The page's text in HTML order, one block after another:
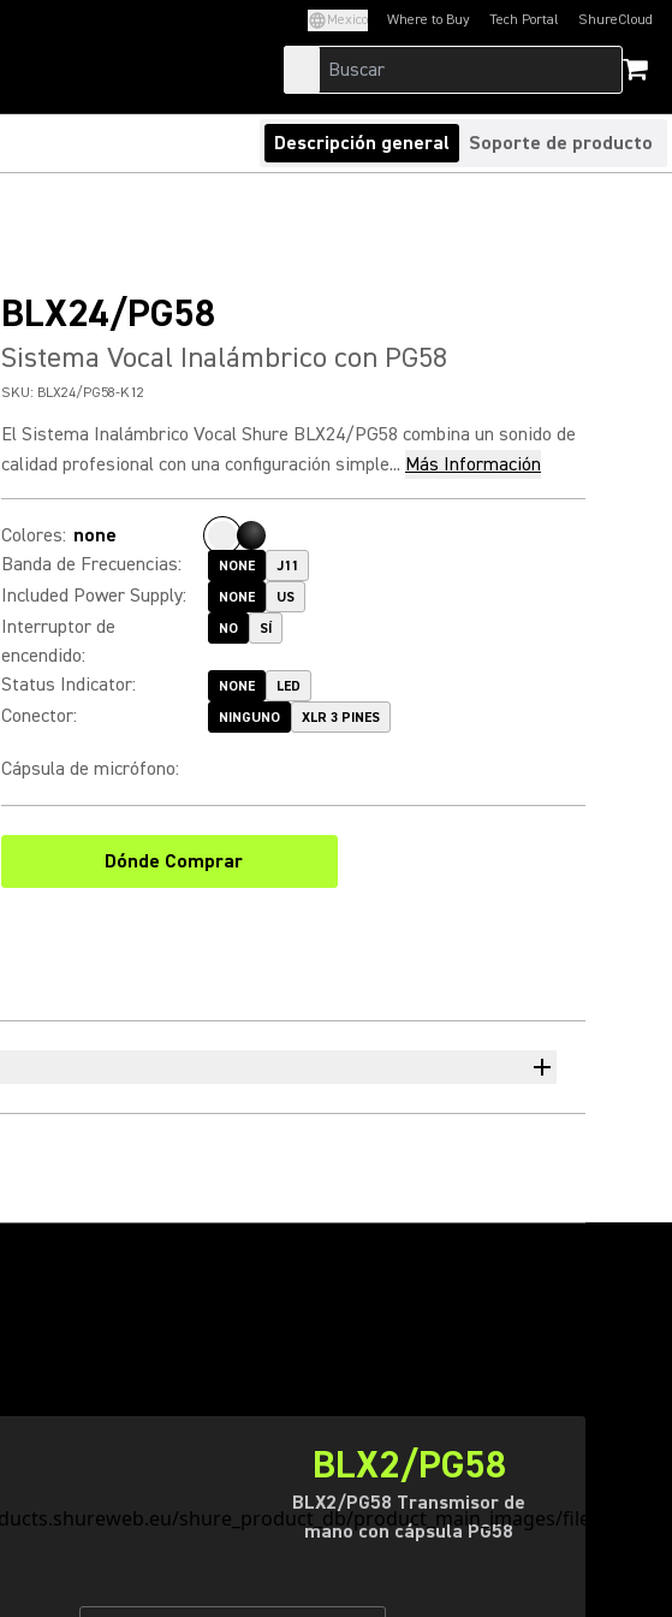
Mexico Where to Buy Tech Portal
(Opens in a new tab)ShureCloud
(Opens in a new
Descripción general Soporte de producto
BLX24/PG58
Sistema Vocal Inalámbrico con PG58
SKU: BLX24/PG58-K12
El Sistema Inalámbrico Vocal Shure BLX24/PG58 combina un sonido de
calidad profesional con una configuración simple... Más Información
Colores: none
Banda de Frecuencias: NONE J11
Included Power Supply: NONE US
Interruptor de
encendido:
NO SÍ
Status Indicator: NONE LED
Conector: NINGUNO XLR 3 PINES
Cápsula de micrófono:
Dónde Comprar
(Opens in a new tab)
BLX2/PG58
BLX2/PG58 Transmisor de
mano con cápsula PG58